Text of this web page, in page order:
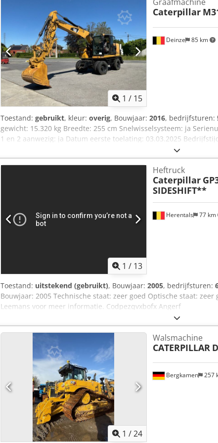
BTW verrekenbaar voor ondernemers Levering en inruil altijd
1 / 15
Deinze 85 km
Graafmachine
Caterpillar
Toestand: gebruikt, kleur: overig, Bouwjaar: 2016, bedrijfsturen:
gewicht: 15.320 kg Breedte: 255 cm Snelwisselsysteem: ja
1 en 2 aanwezig: ja Datum eerste toelating: 03.03.2025
Aantal cilinders: 4 Vermogen: 110 kW Bakinhoud: 0,53 m³
Breekkracht: 103 kN Rijsnelheid: tot 37 km/u Banden: 10.00-20
hefboom Extra hydraulische leidingen Hydraulische
Plaat egaliseerblad aanwezig: ja Centrale smering aanwezig
Hoogte: 3280 Gewicht: 15320 kg Cjdpfx Aozrv Urongorf Staat:
1 / 13
Herentals 77 km
Heftruck
Caterpillar
SIDESHIFT**
Toestand: uitstekend (gebruikt), Bouwjaar: 2005, bedrijfsturen:
Bouwjaar: 2005 Technische staat: zeer goed Optische staat:
Leemans voor meer informatie. Codpezqvxbofx Angerf
1 /24
Bergkamen 257
Walsmachine
CATERPILLAR